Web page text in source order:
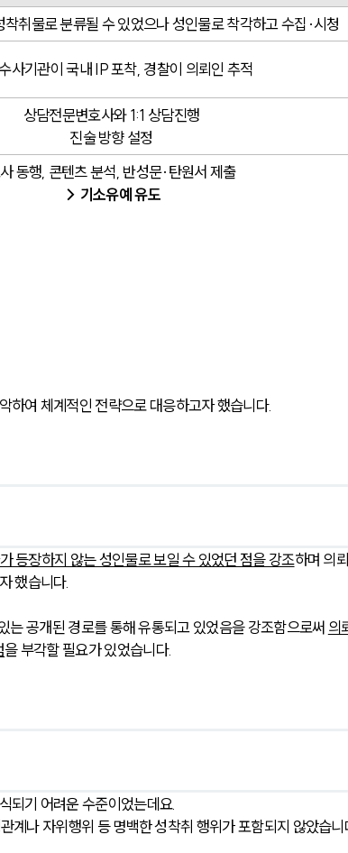
취물로 분류될 수 있었으나 성인물로 착각하고 수집·시청
사기관이 국내 IP 포착, 경찰이 의뢰인 추적
상담전문변호사와 1:1 상담진행
진술 방향 설정
동행, 콘텐츠 분석, 반성문·탄원서 제출
→ 기소유예 유도
하여 체계적인 전략으로 대응하고자 했습니다.
등장하지 않는 성인물로 보일 수 있었던 점을 강조하며 의
했습니다.
공개된 경로를 통해 유통되고 있었음을 강조함으로써 의
을 부각할 필요가 있었습니다.
되기 어려운 수준이었는데요.
계나 자위행위 등 명백한 성착취 행위가 포함되지 않았습니